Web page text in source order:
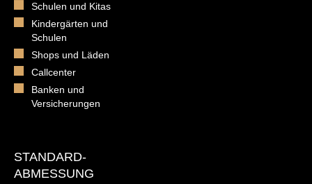
Schulen und Kitas
Kindergärten und
Schulen
Shops und Läden
Callcenter
Banken und
Versicherungen
STANDARD-
ABMESSUNG